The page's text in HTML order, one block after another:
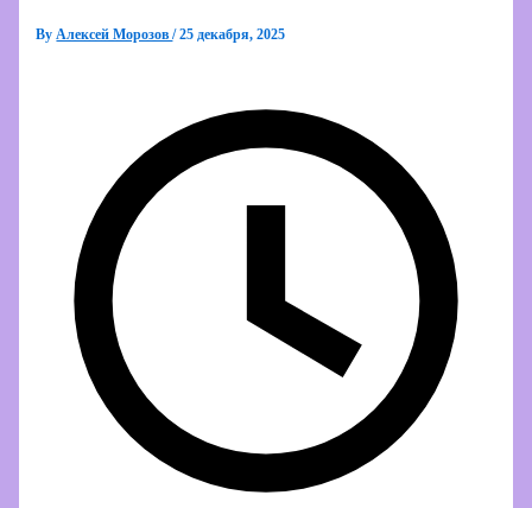
ByАлексей Морозов/25 декабря, 2025